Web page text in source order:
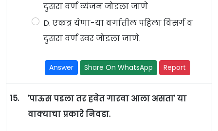
दुसरा वर्ण व्यंजन जोडला जाणे
D. एकत्र येणा-या वर्गातील पहिला विसर्ग व
दुसरा वर्ण स्वर जोडला जाणे.
Answer Share On WhatsApp Report
15.
'पाऊस पडला तर हवेत गारवा आला असता' या
वाक्याचा प्रकारे निवडा.